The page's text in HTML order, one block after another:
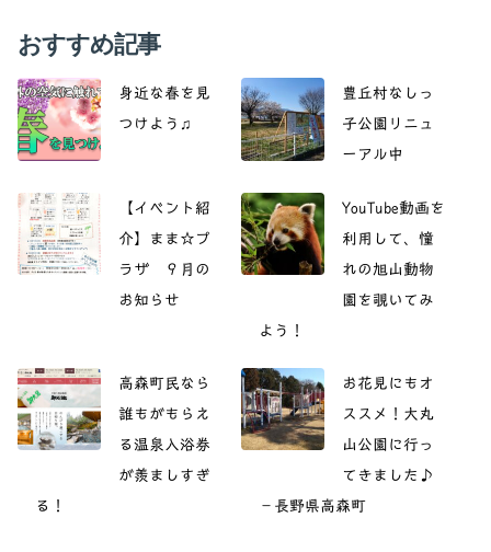
おすすめ記事
身近な春を見
つけよう♫
豊丘村なしっ
子公園リニュ
ーアル中
【イベント紹
介】まま☆プ
ラザ ９月の
お知らせ
YouTube動画を
利用して、憧
れの旭山動物
園を覗いてみ
よう！
高森町民なら
誰もがもらえ
る温泉入浴券
が羨ましすぎ
る！
お花見にもオ
ススメ！大丸
山公園に行っ
てきました♪
－長野県高森町